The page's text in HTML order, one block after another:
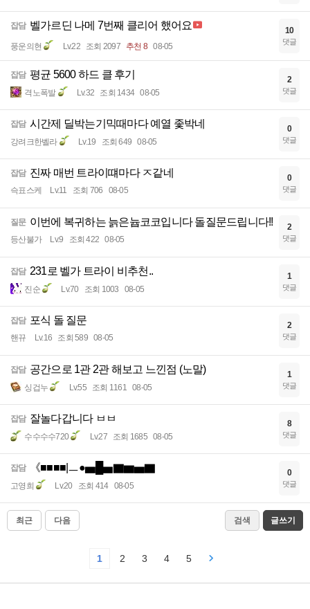
잡담 벨가르딘 나메 7번째 클리어 했어요
풍운의현 Lv.22 조회 2097 추천 8 08-05
10
댓글
잡담 평균 5600 하드 클 후기
격노폭발 Lv.32 조회 1434 08-05
2
댓글
잡담 시간제 딜박는기믹때마다 예열 좇박네
강려크한벨라 Lv.19 조회 649 08-05
0
댓글
잡담 진짜 매번 트라이떄마다 ㅈ같네
슥표스케 Lv.11 조회 706 08-05
0
댓글
질문 이번에 복귀하는 늙은늅코코입니다 돌질문드립니다!!
등산불가 Lv.9 조회 422 08-05
2
댓글
잡담 231로 벨가 트라이 비추천..
진순 Lv.70 조회 1003 08-05
1
댓글
잡담 포식 돌 질문
핸뀨 Lv.16 조회 589 08-05
2
댓글
잡담 공간으로 1관 2관 해보고 느낀점 (노말)
싱겁누 Lv.55 조회 1161 08-05
1
댓글
잡담 잘놀다갑니다 ㅂㅂ
수수수수720 Lv.27 조회 1685 08-05
8
댓글
잡담 《■■■■|ㅡ●▅█▅▇▆▅▇
고영희 Lv.20 조회 414 08-05
0
댓글
최근 다음 검색 글쓰기
1 2 3 4 5